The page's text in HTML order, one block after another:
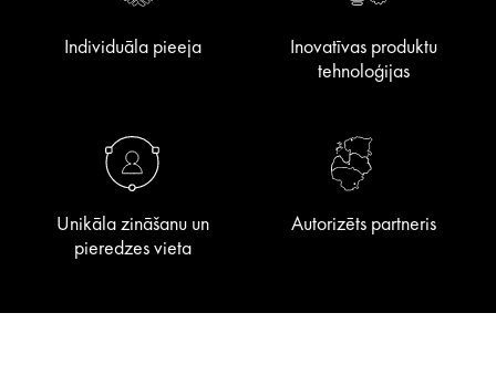
Individuāla pieeja
Inovatīvas produktu
tehnoloģijas
Unikāla zināšanu un
pieredzes vieta
Autorizēts partneris